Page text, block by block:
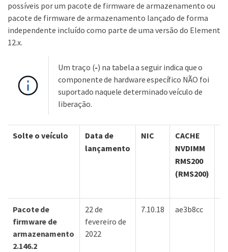
possíveis por um pacote de firmware de armazenamento ou
pacote de firmware de armazenamento lançado de forma
independente incluído como parte de uma versão do Element
12.x.
Um traço (-) na tabela a seguir indica que o
componente de hardware específico NÃO foi
suportado naquele determinado veículo de
liberação.
Solte o veículo
Data de
lançamento
NIC
CACHE
NVDIMM
RMS200
(RMS200)
Pacote de
firmware de
armazenamento
2.146.2
22 de
fevereiro de
2022
7.10.18 ae3b8cc